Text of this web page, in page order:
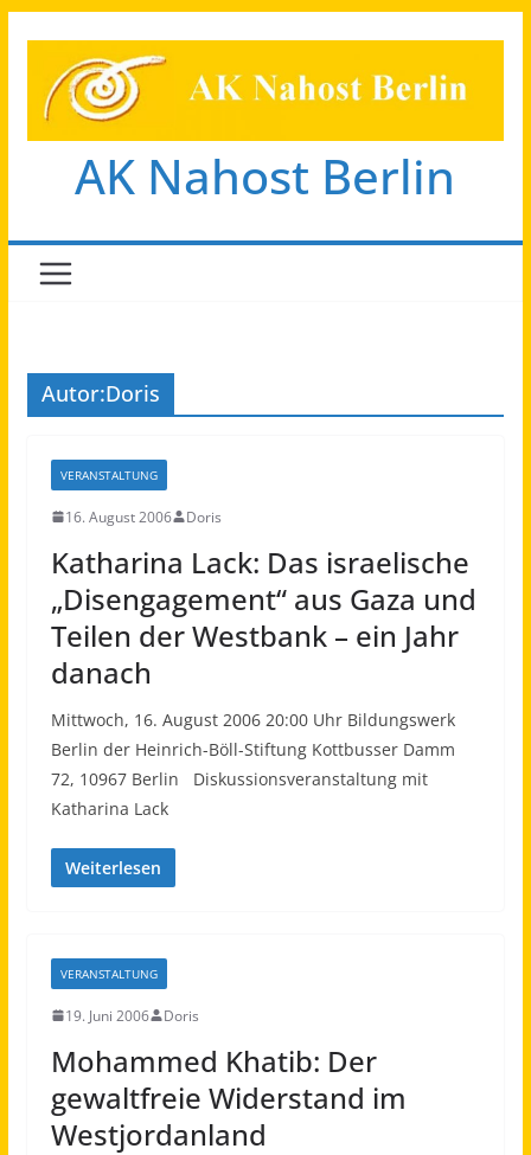
springen
AK Nahost Berlin
Autor:Doris
VERANSTALTUNG
16. August 2006 Doris
Katharina Lack: Das israelische
„Disengagement“ aus Gaza und
Teilen der Westbank – ein Jahr
danach
Mittwoch, 16. August 2006 20:00 Uhr Bildungswerk
Berlin der Heinrich-Böll-Stiftung Kottbusser Damm
72, 10967 Berlin Diskussionsveranstaltung mit
Katharina Lack
Weiterlesen
VERANSTALTUNG
19. Juni 2006 Doris
Mohammed Khatib: Der
gewaltfreie Widerstand im
Westjordanland